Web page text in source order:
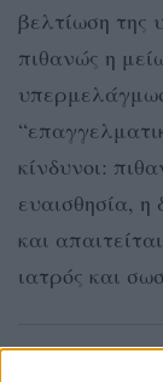
βελτίωση της
πιθανώς η
κίνδυνοι:
ευαισθησία, η
και
ιατρός και